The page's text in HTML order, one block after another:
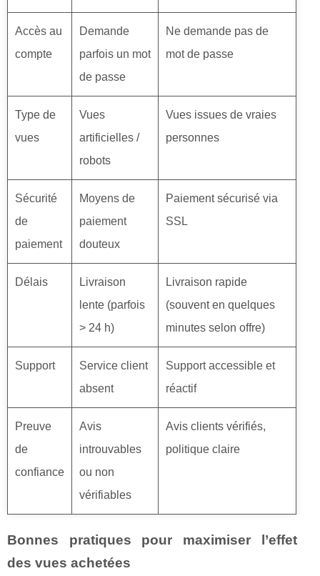
Accès au
compte
Demande
parfois un mot
de passe
Ne demande pas de
mot de passe
Type de
vues
Vues
artificielles /
robots
Vues issues de vraies
personnes
Sécurité
de
paiement
Moyens de
paiement
douteux
Paiement sécurisé via
SSL
Délais
Livraison
lente (parfois
> 24 h)
Livraison rapide
(souvent en quelques
minutes selon offre)
Support
Service client
absent
Support accessible et
réactif
Preuve
de
confiance
Avis
introuvables
ou non
vérifiables
Avis clients vérifiés,
politique claire
Bonnes pratiques pour maximiser l’effet
des vues achetées